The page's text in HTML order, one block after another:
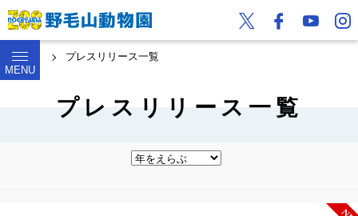
MENU
トップ プレスリリース一覧
プレスリリース一覧